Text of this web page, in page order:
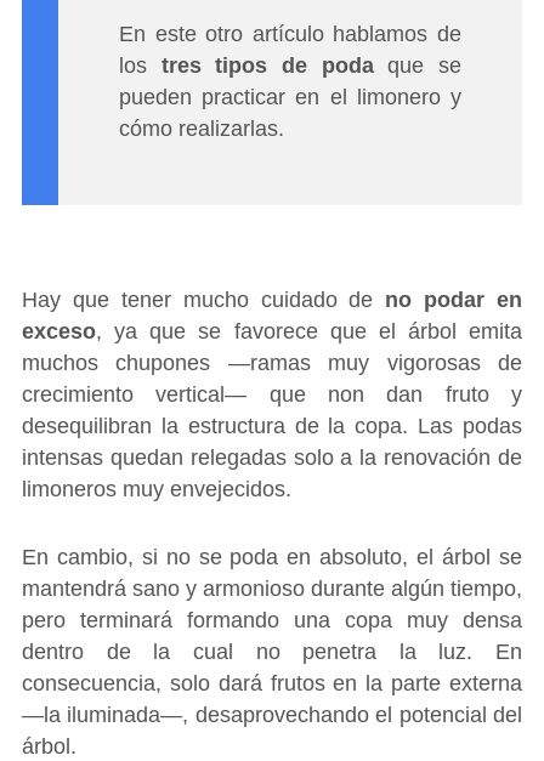
En este otro artículo hablamos de
los tres tipos de podaque se
pueden practicar en el limonero y
cómo realizarlas.
Hay que tener mucho cuidado de no podar en
exceso, ya que se favorece que el árbol emita
muchos chupones ―ramas muy vigorosas de
crecimiento vertical― que non dan fruto y
desequilibran la estructura de la copa. Las podas
intensas quedan relegadas solo a la renovación de
limoneros muy envejecidos.
En cambio, si no se poda en absoluto, el árbol se
mantendrá sano y armonioso durante algún tiempo,
pero terminará formando una copa muy densa
dentro de la cual no penetra la luz. En
consecuencia, solo dará frutos en la parte externa
―la iluminada―, desaprovechando el potencial del
árbol.